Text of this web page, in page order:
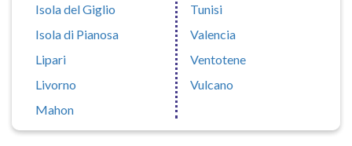
Isola del Giglio
Isola di Pianosa
Lipari
Livorno
Mahon
Tunisi
Valencia
Ventotene
Vulcano